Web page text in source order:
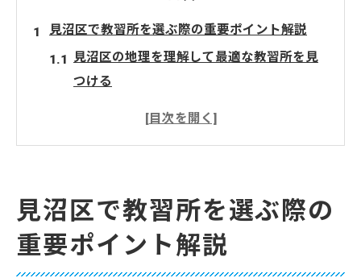
見沼区で教習所を選ぶ際の重要ポイント解説
見沼区の地理を理解して最適な教習所を見
つける
教習所の評判と口コミをチェックしよう
る
資格取得後のメリットを最大化するために
アクセスと料金で選ぶ見沼区の教習所
見沼区で教習所を選ぶ際の
重要ポイント解説